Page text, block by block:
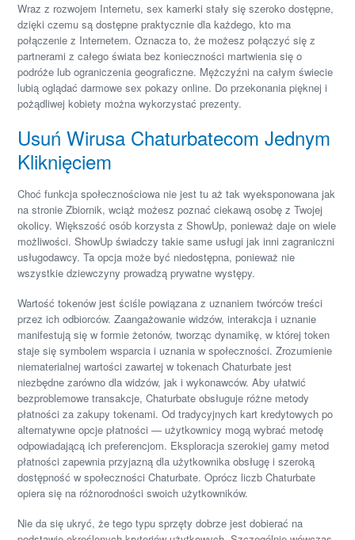
Wraz z rozwojem Internetu, sex kamerki stały się szeroko dostępne,
dzięki czemu są dostępne praktycznie dla każdego, kto ma
połączenie z Internetem. Oznacza to, że możesz połączyć się z
partnerami z całego świata bez konieczności martwienia się o
podróże lub ograniczenia geograficzne. Mężczyźni na całym świecie
lubią oglądać darmowe sex pokazy online. Do przekonania pięknej i
pożądliwej kobiety można wykorzystać prezenty.
Usuń Wirusa Chaturbatecom Jednym
Kliknięciem
Choć funkcja społecznościowa nie jest tu aż tak wyeksponowana jak
na stronie Zbiornik, wciąż możesz poznać ciekawą osobę z Twojej
okolicy. Większość osób korzysta z ShowUp, ponieważ daje on wiele
możliwości. ShowUp świadczy takie same usługi jak inni zagraniczni
usługodawcy. Ta opcja może być niedostępna, ponieważ nie
wszystkie dziewczyny prowadzą prywatne występy.
Wartość tokenów jest ściśle powiązana z uznaniem twórców treści
przez ich odbiorców. Zaangażowanie widzów, interakcja i uznanie
manifestują się w formie żetonów, tworząc dynamikę, w której token
staje się symbolem wsparcia i uznania w społeczności. Zrozumienie
niematerialnej wartości zawartej w tokenach Chaturbate jest
niezbędne zarówno dla widzów, jak i wykonawców. Aby ułatwić
bezproblemowe transakcje, Chaturbate obsługuje różne metody
płatności za zakupy tokenami. Od tradycyjnych kart kredytowych po
alternatywne opcje płatności — użytkownicy mogą wybrać metodę
odpowiadającą ich preferencjom. Eksploracja szerokiej gamy metod
płatności zapewnia przyjazną dla użytkownika obsługę i szeroką
dostępność w społeczności Chaturbate. Oprócz liczb Chaturbate
opiera się na różnorodności swoich użytkowników.
Nie da się ukryć, że tego typu sprzęty dobrze jest dobierać na